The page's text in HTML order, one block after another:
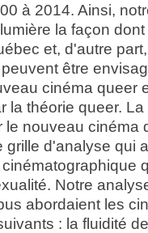
à 2014. Ainsi,
la façon
et, d'autre
être
cinéma queer
la théorie queer.
le nouveau cinéma
grille d'analyse qui
Notre
abordaient les
: la fluidité